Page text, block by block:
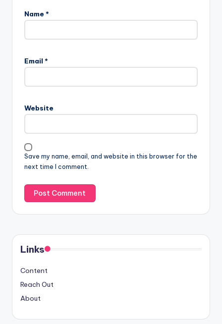
Name *
Email *
Website
Save my name, email, and website in this browser for the
next time I comment.
Links
Content
Reach Out
About